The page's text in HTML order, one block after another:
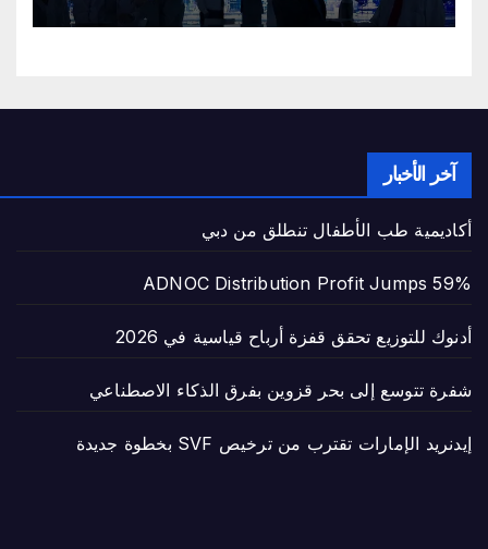
آخر الأخبار
أكاديمية طب الأطفال تنطلق من دبي
ADNOC Distribution Profit Jumps 59%
أدنوك للتوزيع تحقق قفزة أرباح قياسية في 2026
شفرة تتوسع إلى بحر قزوين بفرق الذكاء الاصطناعي
إيدنريد الإمارات تقترب من ترخيص SVF بخطوة جديدة